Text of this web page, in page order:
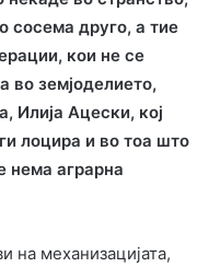
сосема друго, а тие
кои не се
во земјоделието,
Илија Ацески, кој
лоцира и во тоа што
нема аграрна
на механизацијата,